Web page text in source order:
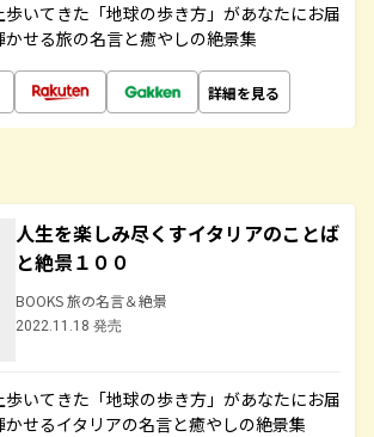
いてきた「地球の歩き方」があなたにお届
かせる旅の名言と癒やしの絶景集
詳細を見る
人生を楽しみ尽くすイタリアのことば
と絶景１００
BOOKS 旅の名言＆絶景
2022.11.18 発売
いてきた「地球の歩き方」があなたにお届
かせるイタリアの名言と癒やしの絶景集